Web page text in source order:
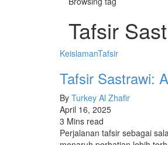
Tafsir
KeislamanTafsir
Tafsir Sastrawi:
By Turkey Al Zhafir
April 16, 2025
3 Mins read
Perjalanan tafsir sebagai